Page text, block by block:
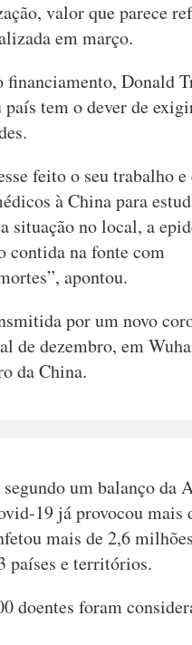
valor que parece
em março.
financiamento, Donald
país tem o dever de
feito o seu trabalho
à China para
situação no local, a
contida na fonte com
apontou.
por um novo
de dezembro, em
da China.
um balanço da
19 já provocou mais
mais de 2,6
países e territórios.
doentes foram